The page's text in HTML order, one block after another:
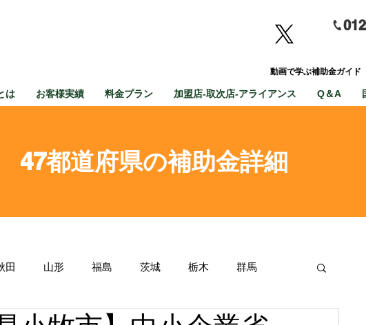
動画で学ぶ補助金ガイド
は お客様実績 料金プラン 加盟店-取次店-アライアンス Q＆A
47都道府県の補助金詳細
田 山形 福島 茨城 栃木 群馬
石川 福井 山梨 長野 岐阜 静岡